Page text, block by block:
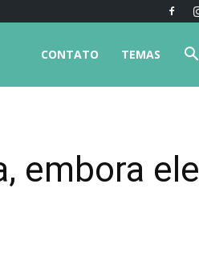
TEMAS
CONTATO
embora ele